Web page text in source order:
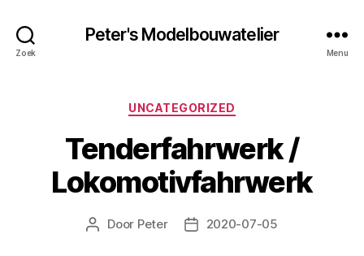
Zoek
Peter's Modelbouwatelier
Menu
Categorieën
UNCATEGORIZED
Tenderfahrwerk /
Lokomotivfahrwerk
Berichtauteur
Door Peter Berichtdatum
2020-07-05